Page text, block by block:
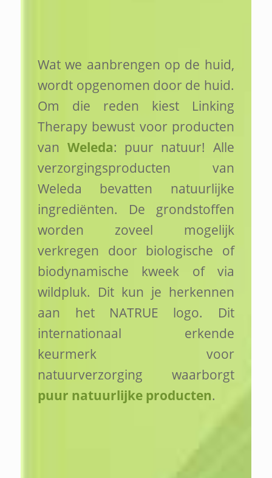
Wat we aanbrengen op de huid,
wordt opgenomen door de huid.
Om die reden kiest Linking
Therapy bewust voor producten
van Weleda: puur natuur! Alle
verzorgingsproducten van
Weleda bevatten natuurlijke
ingrediënten. De grondstoffen
worden zoveel mogelijk
verkregen door biologische of
biodynamische kweek of via
wildpluk. Dit kun je herkennen
aan het NATRUE logo. Dit
internationaal erkende
keurmerk voor
natuurverzorging waarborgt
puur natuurlijke producten.